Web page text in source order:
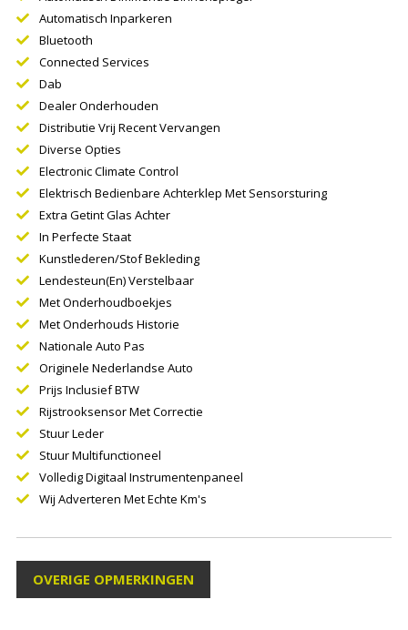
Automatisch Inparkeren
Bluetooth
Connected Services
Dab
Dealer Onderhouden
Distributie Vrij Recent Vervangen
Diverse Opties
Electronic Climate Control
Elektrisch Bedienbare Achterklep Met Sensorsturing
Extra Getint Glas Achter
In Perfecte Staat
Kunstlederen/stof Bekleding
Lendesteun(en) Verstelbaar
Met Onderhoudboekjes
Met Onderhouds Historie
Nationale Auto Pas
Originele Nederlandse Auto
Prijs Inclusief BTW
Rijstrooksensor Met Correctie
Stuur Leder
Stuur Multifunctioneel
Volledig Digitaal Instrumentenpaneel
Wij Adverteren Met Echte Km's
OVERIGE OPMERKINGEN